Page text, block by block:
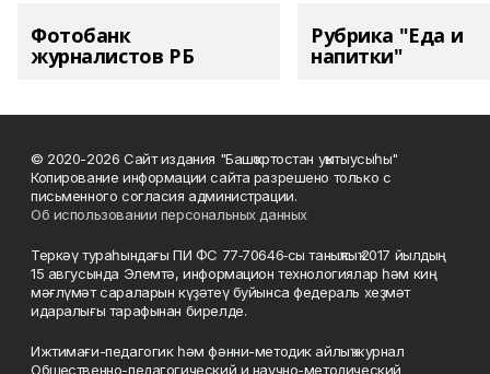
Фотобанк
журналистов РБ
Рубрика "Еда и
напитки"
© 2020-2026 Сайт издания "Башҡортостан уҡытыусыһы"
Копирование информации сайта разрешено только с
письменного согласия администрации.
Об использовании персональных данных
Теркәү тураһындағы ПИ ФС 77‑70646‑сы таныҡлыҡ 2017 йылдың
15 авгусында Элемтә, информацион технологиялар һәм киң
мәғлүмәт сараларын күҙәтеү буйынса федераль хеҙмәт
идаралығы тарафынан бирелде.
Ижтимағи-педагогик һәм фәнни-методик айлыҡ журнал
Общественно-педагогический и научно-методический